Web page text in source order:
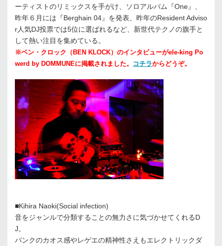
ーティストのリミックスを手がけ、ソロアルバム『One』、
昨年６月には『Berghain 04』を発表、昨年のResident Adviso
r人気DJ投票では5位に選ばれるなど、新世代テクノの旗手と
して熱い注目を集めている。
※ベン・クロック（BEN KLOCK）のインタビューがele-king Po
werd by DOMMUNEに掲載されました。
コチラからどうぞ。
■Kihira Naoki(Social infection)
音をジャンルで分類することの無力さに気づかせてくれるD
J。
パンクのカオス感やレゲエの精神性さえもエレクトリックダ